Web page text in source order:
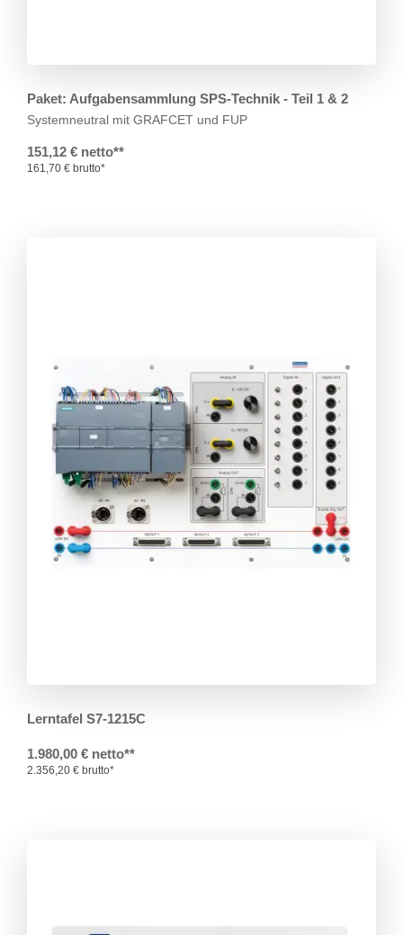
Paket: Aufgabensammlung SPS-Technik - Teil 1 & 2
Systemneutral mit GRAFCET und FUP
151,12 € netto**
161,70 € brutto*
Lerntafel S7-1215C
1.980,00 € netto**
2.356,20 € brutto*